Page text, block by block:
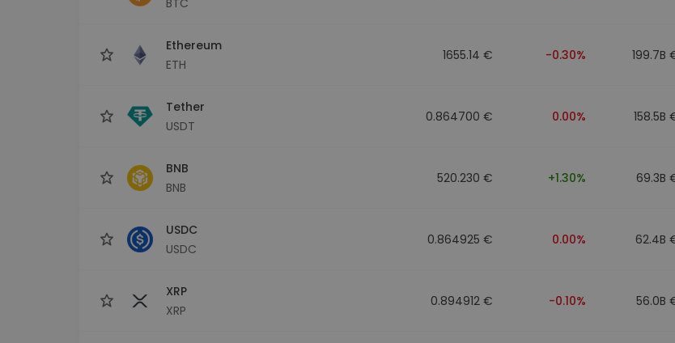
Ethereum
ETH
1655.14 € -0.30% 199.7B
Tether
USDT
0.864700 € 0.00% 158.5B
BNB
BNB
520.230 € +1.30% 69.3B
USDC
USDC
0.864925 € 0.00% 62.4B
XRP
XRP
0.894912 € -0.10% 56.0B